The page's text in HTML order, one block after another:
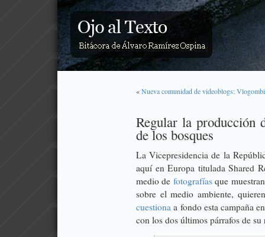
«Nueva comunidad de videoblogs:
Regular la producción
de los bosques
La Vicepresidencia de la
aquí en Europa titulada  Shared
medio de fotografíasque
sobre el medio ambiente,
cuestiona a fondo esta campaña
con los dos últimos párrafos de su